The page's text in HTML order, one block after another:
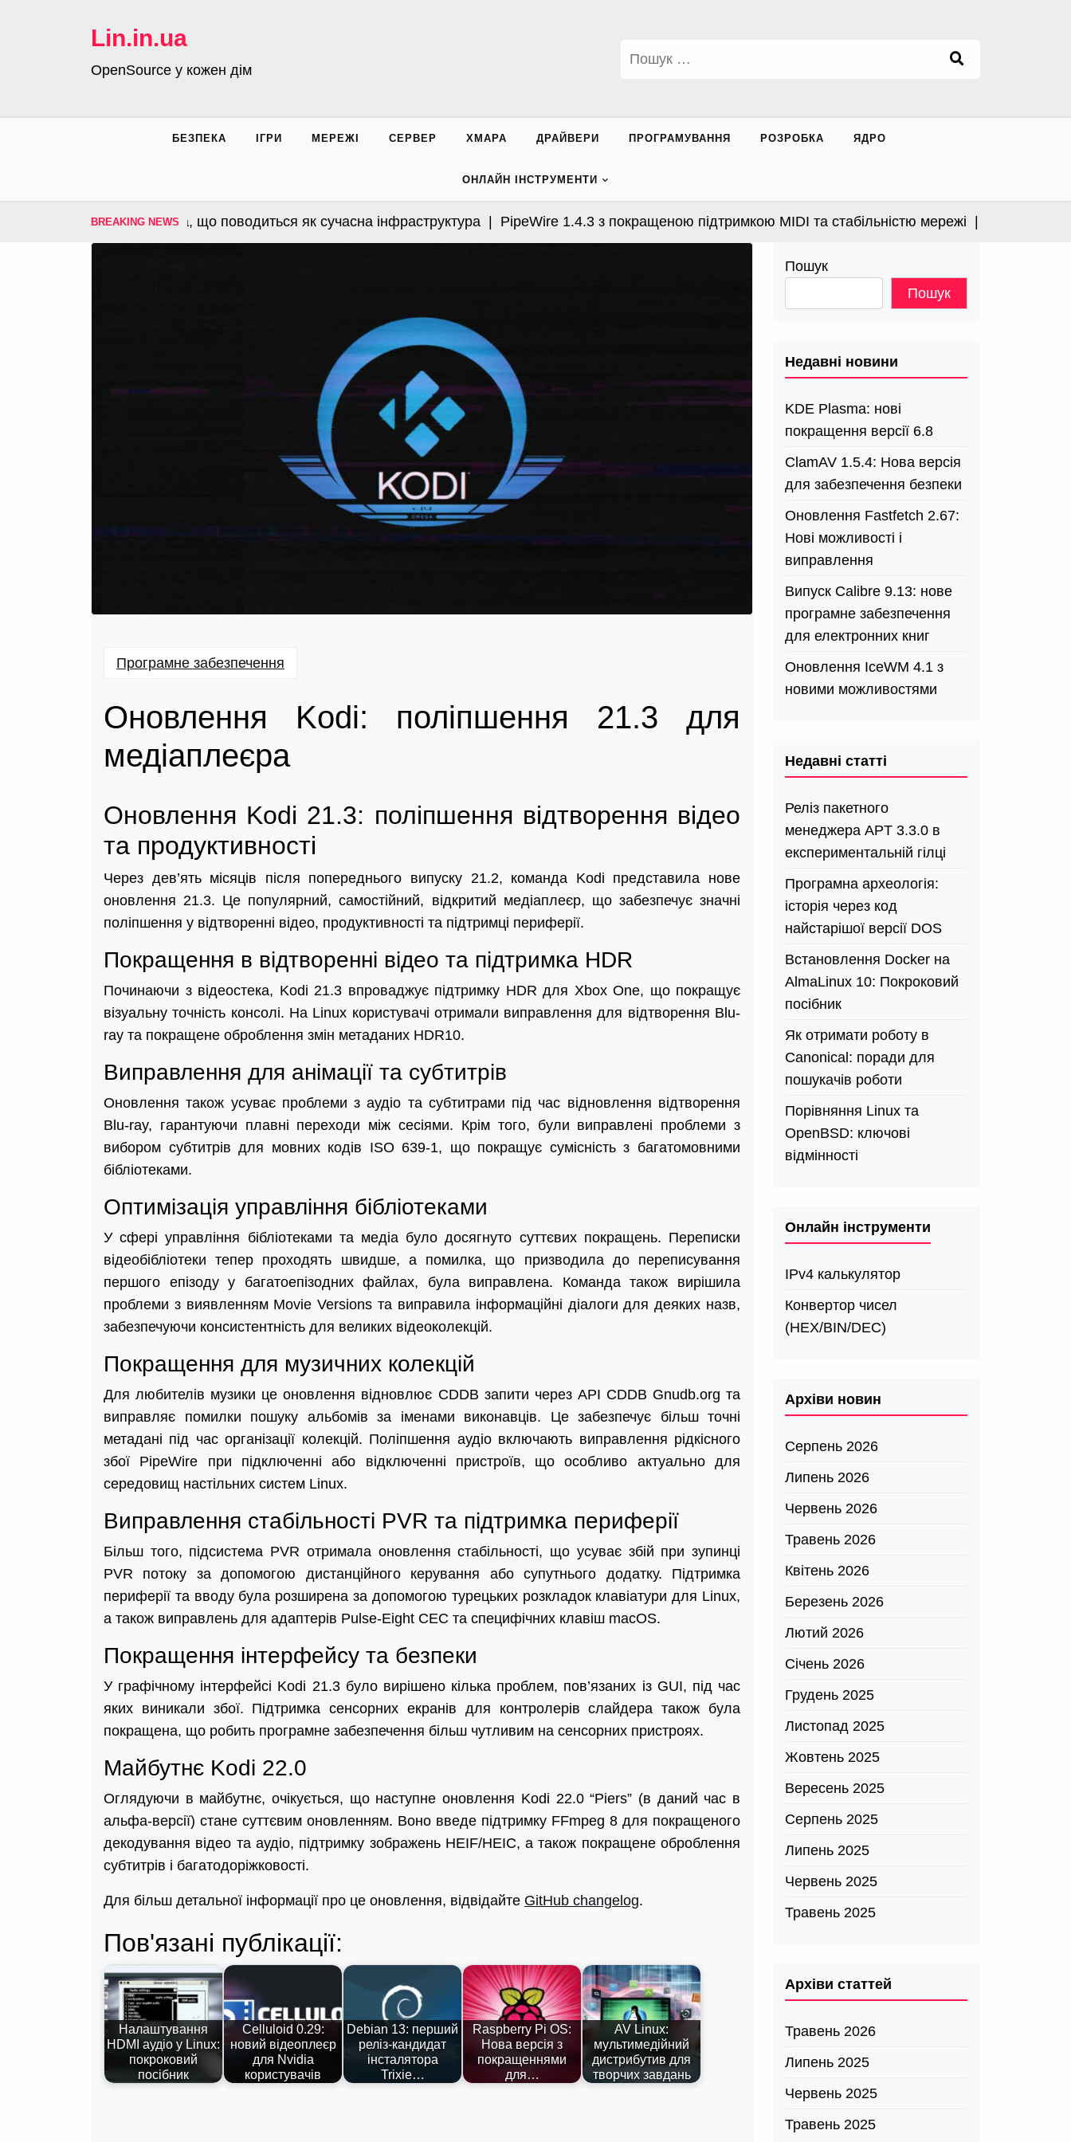
Lin.in.ua
OpenSource у кожен дім
БЕЗПЕКА ІГРИ МЕРЕЖІ СЕРВЕР ХМАРА ДРАЙВЕРИ ПРОГРАМУВАННЯ РОЗРОБКА ЯДРО
ОНЛАЙН ІНСТРУМЕНТИ
BREAKING NEWS
– операційна система, що поводиться як сучасна інфраструктура |PipeWire 1.4.3 з покращеною підтримкою MIDI та стабільністю мережі |Apple
Програмне забезпечення
Оновлення Kodi: поліпшення 21.3 для
медіаплеєра
Оновлення Kodi 21.3: поліпшення відтворення відео
та продуктивності
Через дев’ять місяців після попереднього випуску 21.2, команда Kodi представила нове
оновлення 21.3. Це популярний, самостійний, відкритий медіаплеєр, що забезпечує значні
поліпшення у відтворенні відео, продуктивності та підтримці периферії.
Покращення в відтворенні відео та підтримка HDR
Починаючи з відеостека, Kodi 21.3 впроваджує підтримку HDR для Xbox One, що покращує
візуальну точність консолі. На Linux користувачі отримали виправлення для відтворення Blu-
ray та покращене оброблення змін метаданих HDR10.
Виправлення для анімації та субтитрів
Оновлення також усуває проблеми з аудіо та субтитрами під час відновлення відтворення
Blu-ray, гарантуючи плавні переходи між сесіями. Крім того, були виправлені проблеми з
вибором субтитрів для мовних кодів ISO 639-1, що покращує сумісність з багатомовними
бібліотеками.
Оптимізація управління бібліотеками
У сфері управління бібліотеками та медіа було досягнуто суттєвих покращень. Переписки
відеобібліотеки тепер проходять швидше, а помилка, що призводила до переписування
першого епізоду у багатоепізодних файлах, була виправлена. Команда також вирішила
проблеми з виявленням Movie Versions та виправила інформаційні діалоги для деяких назв,
забезпечуючи консистентність для великих відеоколекцій.
Покращення для музичних колекцій
Для любителів музики це оновлення відновлює CDDB запити через API CDDB Gnudb.org та
виправляє помилки пошуку альбомів за іменами виконавців. Це забезпечує більш точні
метадані під час організації колекцій. Поліпшення аудіо включають виправлення рідкісного
збої PipeWire при підключенні або відключенні пристроїв, що особливо актуально для
середовищ настільних систем Linux.
Виправлення стабільності PVR та підтримка периферії
Більш того, підсистема PVR отримала оновлення стабільності, що усуває збій при зупинці
PVR потоку за допомогою дистанційного керування або супутнього додатку. Підтримка
периферії та вводу була розширена за допомогою турецьких розкладок клавіатури для Linux,
а також виправлень для адаптерів Pulse-Eight CEC та специфічних клавіш macOS.
Покращення інтерфейсу та безпеки
У графічному інтерфейсі Kodi 21.3 було вирішено кілька проблем, пов’язаних із GUI, під час
яких виникали збої. Підтримка сенсорних екранів для контролерів слайдера також була
покращена, що робить програмне забезпечення більш чутливим на сенсорних пристроях.
Майбутнє Kodi 22.0
Оглядуючи в майбутнє, очікується, що наступне оновлення Kodi 22.0 “Piers” (в даний час в
альфа-версії) стане суттєвим оновленням. Воно введе підтримку FFmpeg 8 для покращеного
декодування відео та аудіо, підтримку зображень HEIF/HEIC, а також покращене оброблення
субтитрів і багатодоріжковості.
Для більш детальної інформації про це оновлення, відвідайте GitHub changelog.
Пов'язані публікації:
Налаштування
HDMI аудіо у Linux:
покроковий
посібник
Celluloid 0.29:
новий відеоплеєр
для Nvidia
користувачів
Debian 13: перший
реліз-кандидат
інсталятора
Trixie…
Raspberry Pi OS:
Нова версія з
покращеннями
для…
AV Linux:
мультимедійний
дистрибутив для
творчих завдань
Пошук
Пошук
Недавні новини
KDE Plasma: нові
покращення версії 6.8
ClamAV 1.5.4: Нова версія
для забезпечення безпеки
Оновлення Fastfetch 2.67:
Нові можливості і
виправлення
Випуск Calibre 9.13: нове
програмне забезпечення
для електронних книг
Оновлення IceWM 4.1 з
новими можливостями
Недавні статті
Реліз пакетного
менеджера APT 3.3.0 в
експериментальній гілці
Програмна археологія:
історія через код
найстарішої версії DOS
Встановлення Docker на
AlmaLinux 10: Покроковий
посібник
Як отримати роботу в
Canonical: поради для
пошукачів роботи
Порівняння Linux та
OpenBSD: ключові
відмінності
Онлайн інструменти
IPv4 калькулятор
Конвертор чисел
(HEX/BIN/DEC)
Архіви новин
Серпень 2026
Липень 2026
Червень 2026
Травень 2026
Квітень 2026
Березень 2026
Лютий 2026
Січень 2026
Грудень 2025
Листопад 2025
Жовтень 2025
Вересень 2025
Серпень 2025
Липень 2025
Червень 2025
Травень 2025
Архіви статтей
Травень 2026
Липень 2025
Червень 2025
Травень 2025